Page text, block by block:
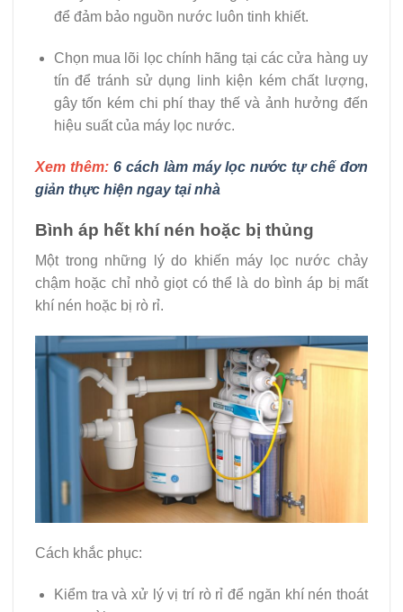
để đảm bảo nguồn nước luôn tinh khiết.
Chọn mua lõi lọc chính hãng tại các cửa hàng uy
tín để tránh sử dụng linh kiện kém chất lượng,
gây tốn kém chi phí thay thế và ảnh hưởng đến
hiệu suất của máy lọc nước.
Xem thêm: 6 cách làm máy lọc nước tự chế đơn
giản thực hiện ngay tại nhà
Bình áp hết khí nén hoặc bị thủng
Một trong những lý do khiến máy lọc nước chảy
chậm hoặc chỉ nhỏ giọt có thể là do bình áp bị mất
khí nén hoặc bị rò rỉ.
Cách khắc phục:
Kiểm tra và xử lý vị trí rò rỉ để ngăn khí nén thoát